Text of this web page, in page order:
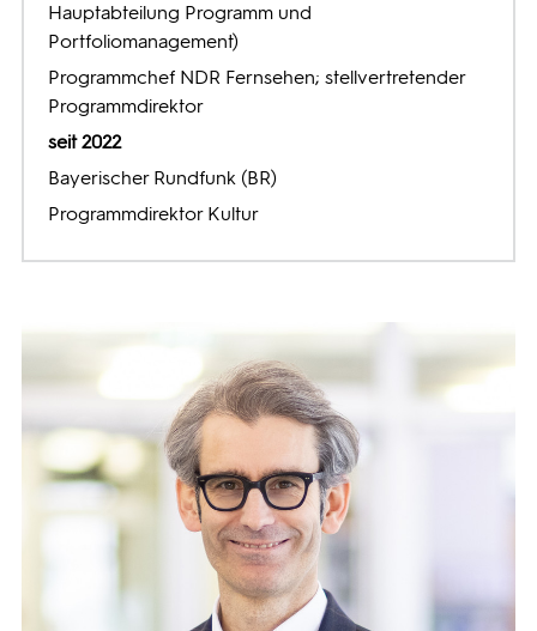
Hauptabteilung Programm und
Portfoliomanagement)
Programmchef NDR Fernsehen; stellvertretender
Programmdirektor
seit 2022
Bayerischer Rundfunk (BR)
Programmdirektor Kultur